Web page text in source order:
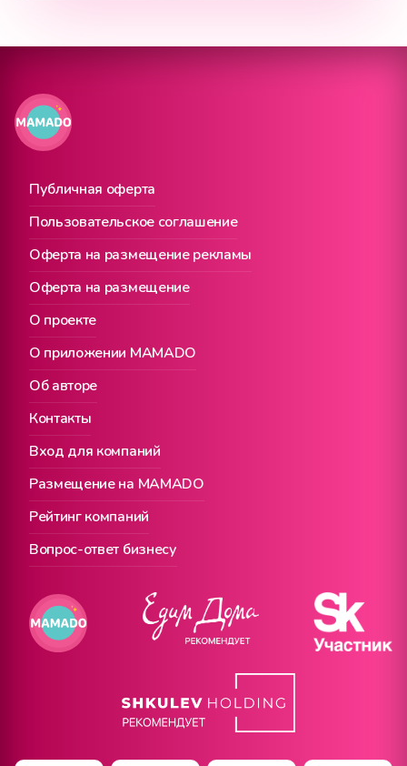
Публичная оферта
О проекте
Вход для компаний
Пользовательское соглашение
О приложении MAMADO
Размещение на MAMADO
Оферта на размещение рекламы
Об авторе
Рейтинг компаний
Оферта на размещение
Контакты
Вопрос-ответ бизнесу